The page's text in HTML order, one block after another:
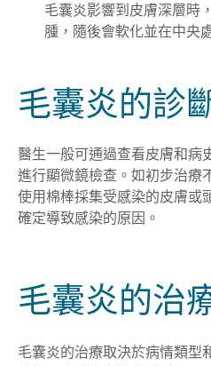
毛囊炎影響到皮膚深層時
腫，隨後會軟化並在中央
毛囊炎的診
醫生一般可通過查看皮膚和病
進行顯微鏡檢查。如初步治療
使用棉棒採集受感染的皮膚或
確定導致感染的原因。
毛囊炎的治
毛囊炎的治療取決於病情類型